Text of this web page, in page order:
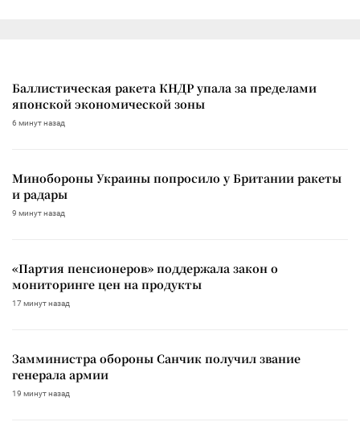
Баллистическая ракета КНДР упала за пределами
японской экономической зоны
6 минут назад
Минобороны Украины попросило у Британии ракеты
и радары
9 минут назад
«Партия пенсионеров» поддержала закон о
мониторинге цен на продукты
17 минут назад
Замминистра обороны Санчик получил звание
генерала армии
19 минут назад